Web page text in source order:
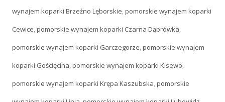
wynajem koparki Brzeźno Lęborskie,pomorskie wynajem koparki
Cewice,pomorskie wynajem koparki Czarna Dąbrówka,
pomorskie wynajem koparki Garczegorze,pomorskie wynajem
koparki Gościęcina,pomorskie wynajem koparki Kisewo,
pomorskie wynajem koparki Krępa Kaszubska,pomorskie